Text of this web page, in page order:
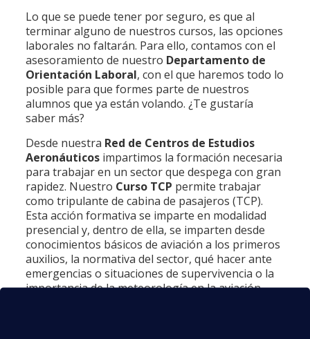
Lo que se puede tener por seguro, es que al
terminar alguno de nuestros cursos, las opciones
laborales no faltarán. Para ello, contamos con el
asesoramiento de nuestro Departamento de
Orientación Laboral, con el que haremos todo lo
posible para que formes parte de nuestros
alumnos que ya están volando. ¿Te gustaría
saber más?
Desde nuestra Red de Centros de Estudios
Aeronáuticosimpartimos la formación necesaria
para trabajar en un sector que despega con gran
rapidez. Nuestro Curso TCP permite trabajar
como tripulante de cabina de pasajeros (TCP).
Esta acción formativa se imparte en modalidad
presencial y, dentro de ella, se imparten desde
conocimientos básicos de aviación a los primeros
auxilios, la normativa del sector, qué hacer ante
emergencias o situaciones de supervivencia o la
importancia de la meteorología en la aviación.